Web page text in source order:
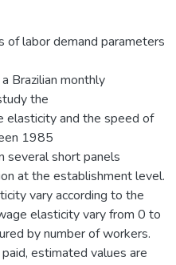
of labor demand parameters
Brazilian monthly
the
and the speed of
1985
several short panels
at the establishment level.
vary according to the
elasticity vary from 0 to
by number of workers.
estimated values are